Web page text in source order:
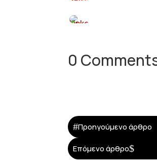
0
#Προηγούμενο άρθρο
Επόμενο άρθρο$